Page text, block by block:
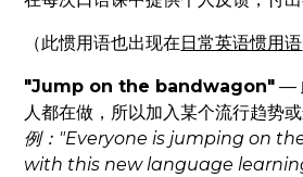
（此惯用语也出现在 日常英语惯用语
"Jump on the bandwagon" —
人都在做，所以加入某个流行趋势
例："Everyone is jumping on
with this new language